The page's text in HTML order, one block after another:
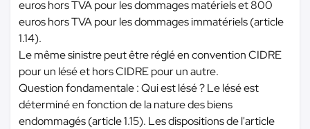
euros hors TVA pour les dommages matériels et 800
euros hors TVA pour les dommages immatériels (article
1.14).
Le même sinistre peut être réglé en convention CIDRE
pour un lésé et hors CIDRE pour un autre.
Question fondamentale : Qui est lésé ? Le lésé est
déterminé en fonction de la nature des biens
endommagés (article 1.15). Les dispositions de l'article